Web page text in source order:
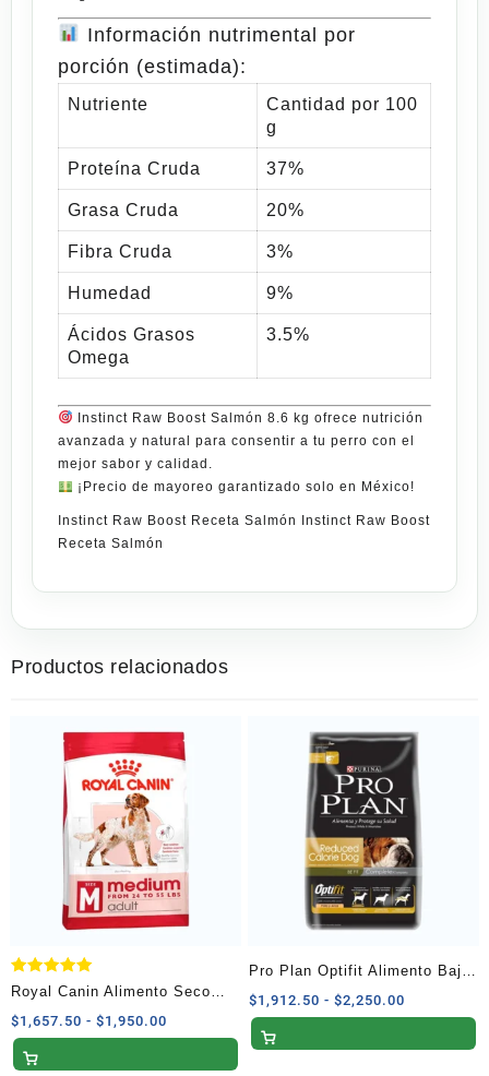
Información nutrimental por
porción (estimada):
Nutriente
Cantidad por 100
g
Proteína Cruda 37%
Grasa Cruda 20%
Fibra Cruda 3%
Humedad 9%
Ácidos Grasos
Omega
3.5%
Instinct Raw Boost Salmón 8.6 kg ofrece nutrición
avanzada y natural para consentir a tu perro con el
mejor sabor y calidad.
¡Precio de mayoreo garantizado solo en México!
Instinct Raw Boost Receta Salmón Instinct Raw Boost
Receta Salmón
Productos relacionados
Valorado
con
5.00
de 5
Royal Canin Alimento Seco
para Perro Adulto Raza
Mediana 13.6 kg
$1,657.50 - $1,950.00
de
Pro Plan Optifit Alimento Bajo
en Calorías para Perros
Adultos 13 kg
$1,912.50 - $2,250.00
de